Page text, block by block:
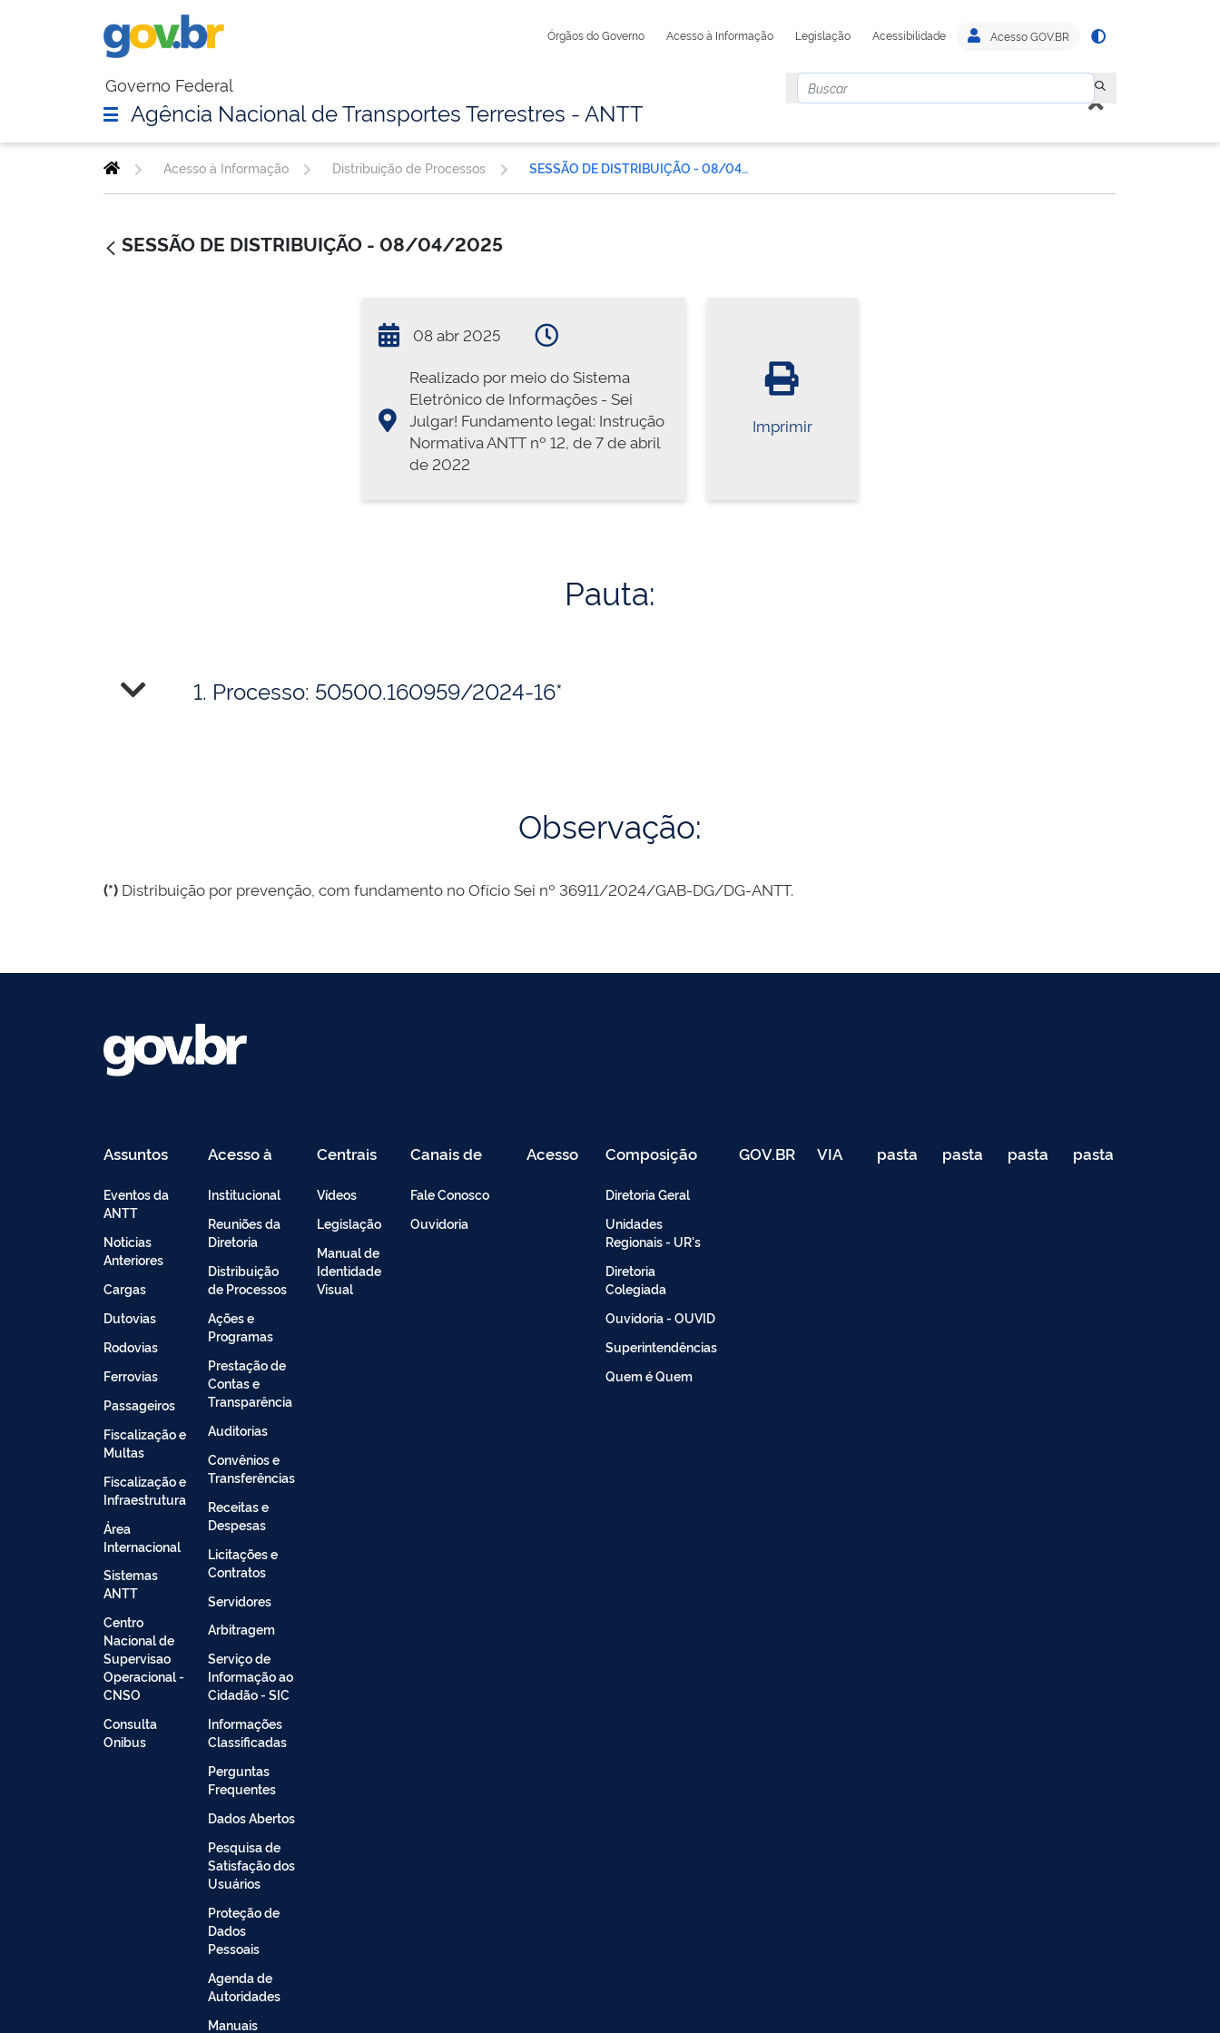
Órgãos do Governo Acesso à Informação Legislação Acessibilidade Acesso GOV.BR
Governo Federal
Agência Nacional de Transportes Terrestres - ANTT
Acesso à Informação Distribuição de Processos SESSÃO DE DISTRIBUIÇÃO - 08/04/2025
SESSÃO DE DISTRIBUIÇÃO - 08/04/2025
08 abr 2025
Realizado por meio do Sistema
Eletrônico de Informações - Sei
Julgar! Fundamento legal: Instrução
Normativa ANTT nº 12, de 7 de abril
de 2022
Imprimir
Pauta:
1. Processo: 50500.160959/2024-16*
Observação:
(*) Distribuição por prevenção, com fundamento no Ofício Sei nº 36911/2024/GAB-DG/DG-ANTT.
Assuntos
Eventos da
ANTT
Noticias
Anteriores
Cargas
Dutovias
Rodovias
Ferrovias
Passageiros
Fiscalização e
Multas
Fiscalização e
Infraestrutura
Área
Internacional
Sistemas
ANTT
Centro
Nacional de
Supervisao
Operacional -
CNSO
Consulta
Onibus
Acesso à
Institucional
Reuniões da
Diretoria
Distribuição
de Processos
Ações e
Programas
Prestação de
Contas e
Transparência
Auditorias
Convênios e
Transferências
Receitas e
Despesas
Licitações e
Contratos
Servidores
Arbitragem
Serviço de
Informação ao
Cidadão - SIC
Informações
Classificadas
Perguntas
Frequentes
Dados Abertos
Pesquisa de
Satisfação dos
Usuários
Proteção de
Dados
Pessoais
Agenda de
Autoridades
Manuais
Centrais
Vídeos
Legislação
Manual de
Identidade
Visual
Canais de
Fale Conosco
Ouvidoria
Acesso Composição
Diretoria Geral
Unidades
Regionais - UR's
Diretoria
Colegiada
Ouvidoria - OUVID
Superintendências
Quem é Quem
GOV.BR VIA pasta
de
pasta
de
pasta
de
pasta
de